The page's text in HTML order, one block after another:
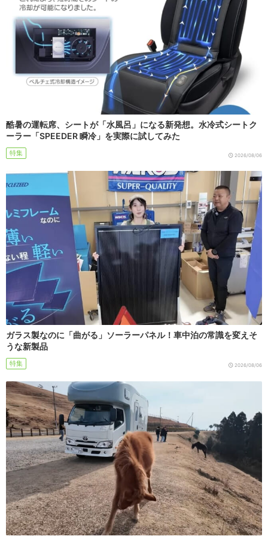
酷暑の運転席、シートが「水風呂」になる新発想。水冷式シートク
ーラー「SPEEDER 瞬冷」を実際に試してみた
特集 2026/08/06
ガラス製なのに「曲がる」ソーラーパネル！車中泊の常識を変えそ
うな新製品
特集 2026/08/06